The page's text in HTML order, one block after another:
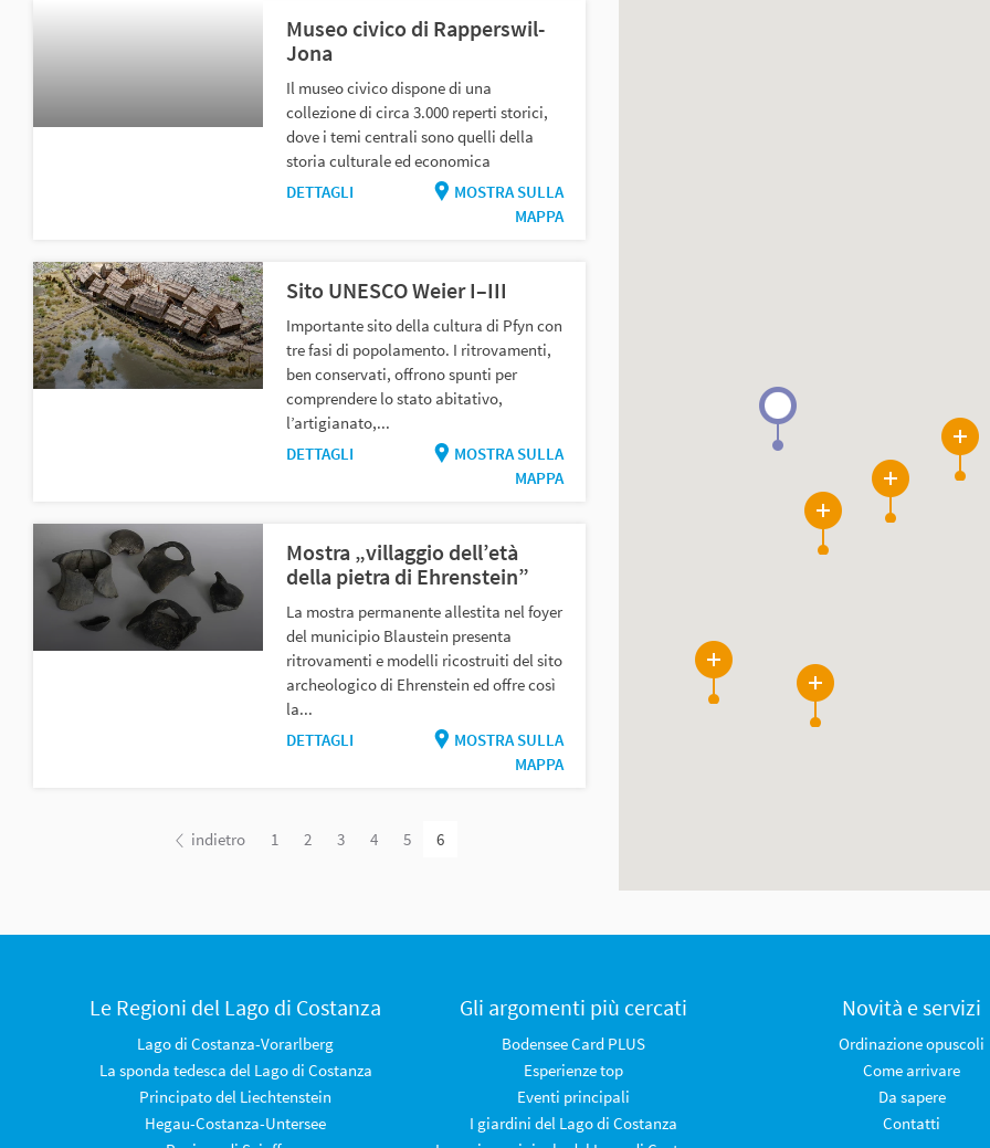
Museo civico di Rapperswil-
Jona
Il museo civico dispone di una
collezione di circa 3.000 reperti storici,
dove i temi centrali sono quelli della
storia culturale ed economica
DETTAGLI
MOSTRA SULLA
MAPPA
Sito UNESCO Weier I–III
Importante sito della cultura di Pfyn con
tre fasi di popolamento. I ritrovamenti,
ben conservati, offrono spunti per
comprendere lo stato abitativo,
l’artigianato,...
DETTAGLI
MOSTRA SULLA
MAPPA
Mostra „villaggio dell’età
della pietra di Ehrenstein”
La mostra permanente allestita nel foyer
del municipio Blaustein presenta
ritrovamenti e modelli ricostruiti del sito
archeologico di Ehrenstein ed offre così
la...
DETTAGLI
MOSTRA SULLA
MAPPA
indietro 1 2 3 4 5 6
Le Regioni del Lago di Costanza
Lago di Costanza-Vorarlberg
La sponda tedesca del Lago di Costanza
Principato del Liechtenstein
Hegau-Costanza-Untersee
Gli argomenti più cercati
Bodensee Card PLUS
Esperienze top
Eventi principali
I giardini del Lago di Costanza
Novità e servizi
Ordinazione opuscoli
Come arrivare
Da sapere
Contatti